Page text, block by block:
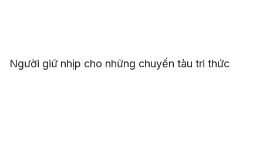
Người giữ nhịp cho những chuyến tàu tri thức